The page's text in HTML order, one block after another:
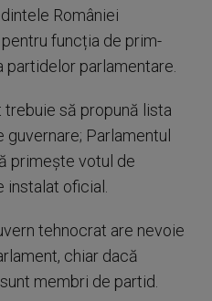
României
funcția de prim-
parlamentare.
să propună lista
Parlamentul
primește votul de
oficial.
tehnocrat are nevoie
chiar dacă
membri de partid.